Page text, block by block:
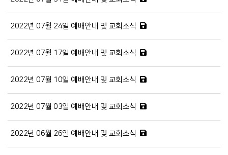
2022년 07월 24일 예배안내 및 교회소식
2022년 07월 17일 예배안내 및 교회소식
2022년 07월 10일 예배안내 및 교회소식
2022년 07월 03일 예배안내 및 교회소식
2022년 06월 26일 예배안내 및 교회소식